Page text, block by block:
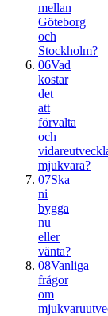
mellan
Göteborg
och
Stockholm?
06Vad
kostar
det
att
förvalta
och
mjukvara?
07Ska
ni
bygga
nu
eller
vänta?
08Vanliga
frågor
om